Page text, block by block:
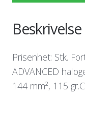
Beskrivelse
Prisenhet: Stk.
ADVANCED
144 mm², 115 gr.C